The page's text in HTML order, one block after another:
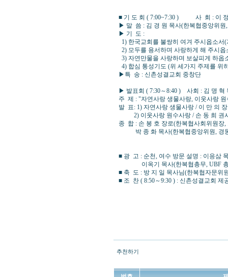
■ 기 도 회 ( 7:00~7:30 ) 사 회 : 이 정
▶ 말 씀 : 김 경 원 목사(한복협중앙위원
▶ 기 도 :
1) 한국교회를 불쌍히 여겨 주시옵소서
2) 모두를 용서하며 사랑하게 해 주시
3) 자연만물을 사랑하며 보살피게 하옵
4) 합심 통성기도 (위 세가지 주제를 위
▶특 송 : 신촌성결교회 중창단
▶ 발표회 ( 7:30～8:40 ) 사회 : 김 명 혁
주 제 : "자연사랑 생물사랑, 이웃사랑
발 표: 1) 자연사랑 생물사랑 / 이 만 의
2) 이웃사랑 원수사랑 / 손 동 희 권사
종 합 : 손 봉 호 장로(한복협사회위원장
박 종 화 목사(한복협중앙위원, 경
■ 광 고 : 순천, 여수 방문 설명 : 이응삼
이옥기 목사(한복협총무, UBF
■ 축 도 : 방 지 일 목사님(한복협자문위
■ 조 찬 ( 8:50～9:30 ) : 신촌성결교회 제
추천하기